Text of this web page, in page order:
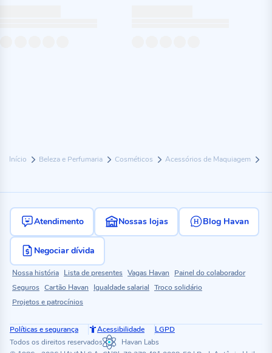
Início Beleza e Perfumaria Cosméticos Acessórios de Maquiagem
Atendimento Nossas lojas Blog Havan
Negociar dívida
Nossa história Lista de presentes Vagas Havan
Painel do colaborador
Seguros Cartão Havan Igualdade salarial Troco solidário
Projetos e patrocínios
Políticas e segurança Acessibilidade
LGPD
Todos os direitos reservados
Havan Labs